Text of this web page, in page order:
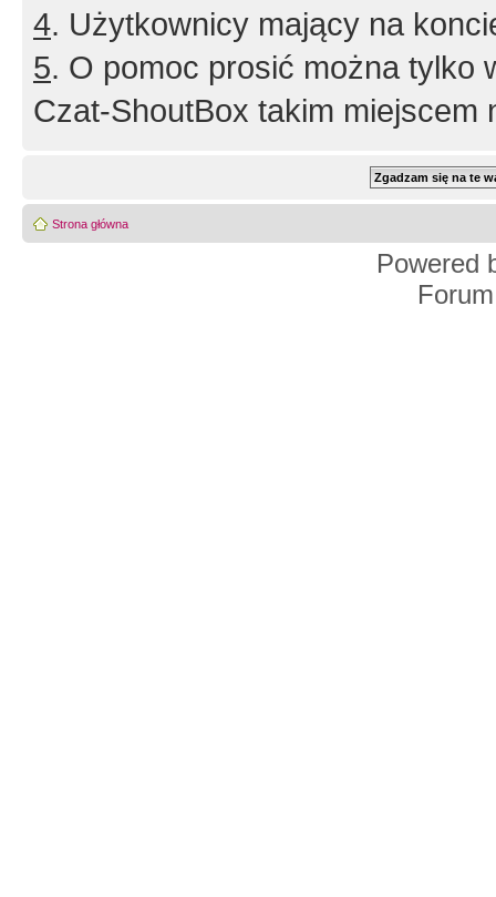
4. Użytkownicy mający na
5. O pomoc prosić można tylko
Czat-ShoutBox takim miejscem
Strona główna
Powered